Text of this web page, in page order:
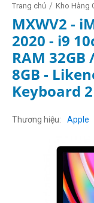
Trang chủ / Kho Hàng
MXWV2 -
2020 - i9
RAM 32GB
8GB -
Keyboard
Thương hiệu Apple